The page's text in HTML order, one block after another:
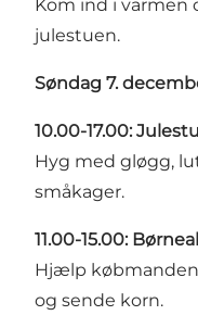
Kom ind i varmen
julestuen.
Søndag 7.
10.00-17.00:
Hyg med gløgg,
småkager.
11.00-15.00:
Hjælp
og sende korn.